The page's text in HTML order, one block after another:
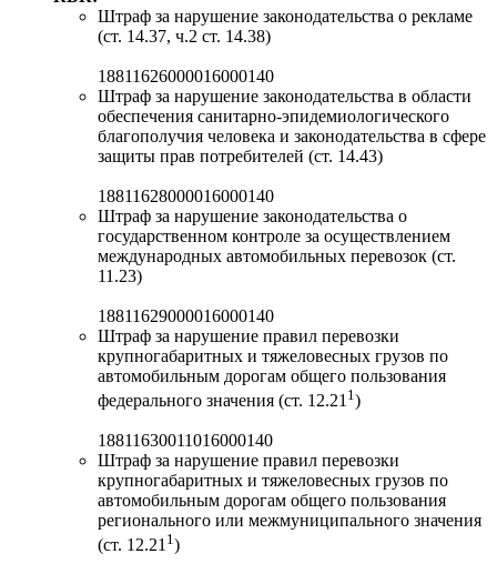
Штраф за нарушение законодательства о рекламе
(ст. 14.37, ч.2 ст. 14.38)
18811626000016000140
Штраф за нарушение законодательства в области
обеспечения санитарно-эпидемиологического
благополучия человека и законодательства в сфере
защиты прав потребителей (ст. 14.43)
18811628000016000140
Штраф за нарушение законодательства о
государственном контроле за осуществлением
международных автомобильных перевозок (ст.
11.23)
18811629000016000140
Штраф за нарушение правил перевозки
крупногабаритных и тяжеловесных грузов по
автомобильным дорогам общего пользования
федерального значения (ст. 12.21 1 )
18811630011016000140
Штраф за нарушение правил перевозки
крупногабаритных и тяжеловесных грузов по
автомобильным дорогам общего пользования
регионального или межмуниципального значения
(ст. 12.21 1 )